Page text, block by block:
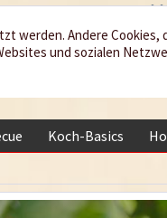
Koch-Basics
werden. Andere Cookies,
und sozialen